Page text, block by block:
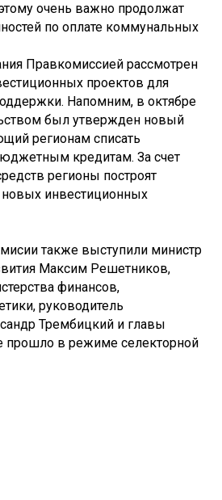
очень важно продолжат
по оплате коммунальных
Правкомиссией рассмотрен
проектов для
Напомним, в октябре
был утвержден новый
регионам списать
кредитам. За счет
регионы построят
новых инвестиционных
также выступили министр
Максим Решетников,
финансов,
руководитель
Трембицкий и главы
прошло в режиме селекторной